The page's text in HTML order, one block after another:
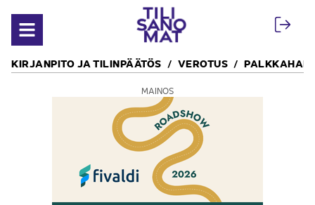
Avaa valikko
KIRJANPITO JA TILINPÄÄTÖS VEROTUS
MAINOS